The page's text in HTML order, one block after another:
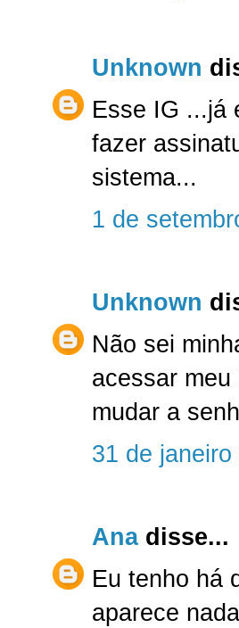
Unknown
Esse IG ...já
fazer
sistema...
1 de
Unknown
Não sei
acessar
mudar a
31 de
Anadisse...
Eu tenho há
aparece